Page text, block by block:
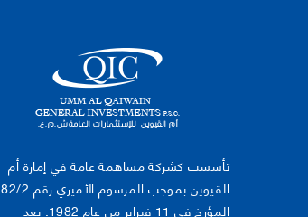
تأسست كشركة مساهمة عامة في إمارة أم
القيوين بموجب المرسوم الأميري رقم 82/2
المؤرخ في 11 فبراير من عام 1982. بعد